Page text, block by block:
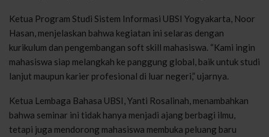
Ketua Program Studi Sistem Informasi UBSI Yogyakarta, Noor
Hasan, menjelaskan bahwa kegiatan ini selaras dengan
kurikulum dan pengembangan soft skill mahasiswa. “Kami ingin
mahasiswa siap melangkah ke panggung global, baik untuk studi
lanjut maupun karier profesional di luar negeri,” ujarnya.
Ketua Lembaga Bahasa UBSI, Yanti Rosalinah, menambahkan
bahwa seminar ini tidak hanya menjadi ajang berbagi ilmu,
tetapi juga mendorong mahasiswa membuka peluang baru